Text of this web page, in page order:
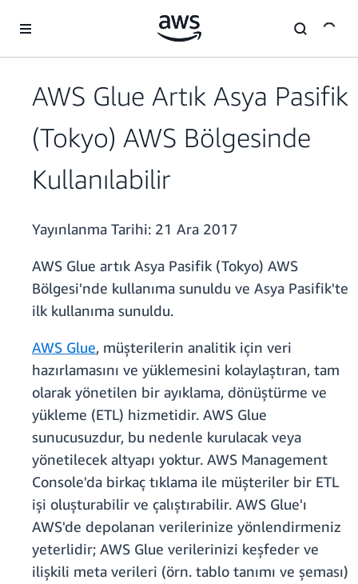
AWS Glue Artık Asya Pasifik
(Tokyo) AWS Bölgesinde
Kullanılabilir
Yayınlanma Tarihi: 21 Ara 2017
AWS Glue artık Asya Pasifik (Tokyo) AWS
Bölgesi'nde kullanıma sunuldu ve Asya Pasifik'te
ilk kullanıma sunuldu.
AWS Glue, müşterilerin analitik için veri
hazırlamasını ve yüklemesini kolaylaştıran, tam
olarak yönetilen bir ayıklama, dönüştürme ve
yükleme (ETL) hizmetidir. AWS Glue
sunucusuzdur, bu nedenle kurulacak veya
yönetilecek altyapı yoktur. AWS Management
Console'da birkaç tıklama ile müşteriler bir ETL
işi oluşturabilir ve çalıştırabilir. AWS Glue'ı
AWS'de depolanan verilerinize yönlendirmeniz
yeterlidir; AWS Glue verilerinizi keşfeder ve
ilişkili meta verileri (örn. tablo tanımı ve şeması)